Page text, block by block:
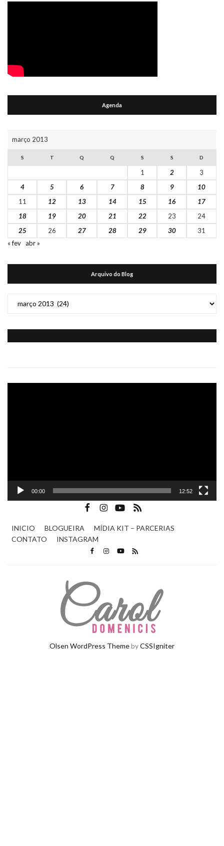
Agenda
março 2013
S T Q Q S S D
1 2
3
4
5 6 7 8 9
10
11
12 13 14 15 16
17
18
19 20 21 22 23
24
25
26 27 28 29 30
31
« fev abr »
Arquivo do Blog
00:00 12:52
INICIO BLOGUEIRA
MÍDIA KIT – PARCERIAS
CONTATO
INSTAGRAM
Olsen WordPress ThemebyCSSIgniter